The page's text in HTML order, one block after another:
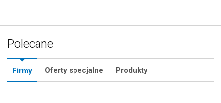
Polecane
Firmy Oferty specjalne Produkty